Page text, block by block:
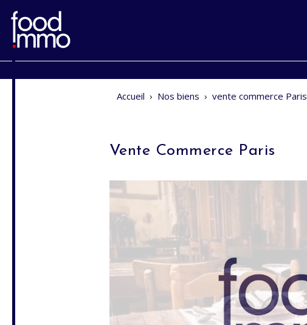
Accueil › Nos biens › vente commerce Paris
Vente Commerce Paris